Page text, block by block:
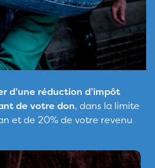
d’une réduction d’impôt
de votre don, dans la limite
et de 20% de votre revenu